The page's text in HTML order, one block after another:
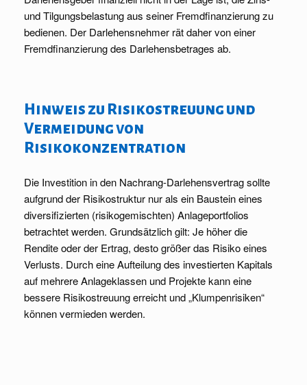
und Tilgungsbelastung aus seiner Fremdfinanzierung zu
bedienen. Der Darlehensnehmer rät daher von einer
Fremdfinanzierung des Darlehensbetrages ab.
Hinweis zu Risikostreuung und
Vermeidung von
Risikokonzentration
Die Investition in den Nachrang-Darlehensvertrag sollte
aufgrund der Risikostruktur nur als ein Baustein eines
diversifizierten (risikogemischten) Anlageportfolios
betrachtet werden. Grundsätzlich gilt: Je höher die
Rendite oder der Ertrag, desto größer das Risiko eines
Verlusts. Durch eine Aufteilung des investierten Kapitals
auf mehrere Anlageklassen und Projekte kann eine
bessere Risikostreuung erreicht und „Klumpenrisiken“
können vermieden werden.